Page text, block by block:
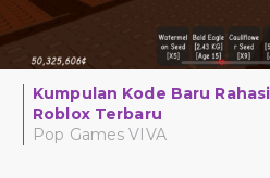
Kumpulan Kode Baru
Roblox Terbaru
Pop Games VIVA